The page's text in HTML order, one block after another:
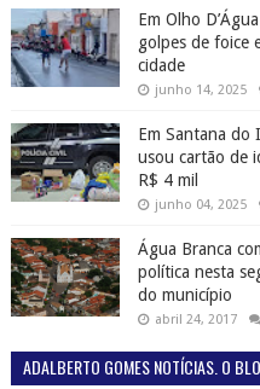
Em Olho
golpes de foice
cidade
junho 14, 2025
Em Santana do
usou cartão de
R$ 4 mil
junho 04, 2025
Água Branca
política nesta
do município
abril 24, 2017
ADALBERTO GOMES NOTÍCIAS. O